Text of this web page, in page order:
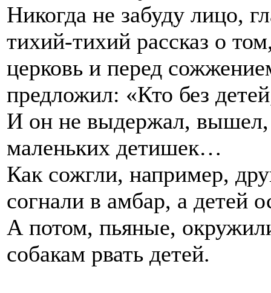
Никогда не забуду лицо,
тихий-тихий рассказ о
церковь и перед
предложил: «Кто без
И он не выдержал, вышел,
маленьких детишек…
Как сожгли, например,
согнали в амбар, а детей
А потом, пьяные,
собакам рвать детей.